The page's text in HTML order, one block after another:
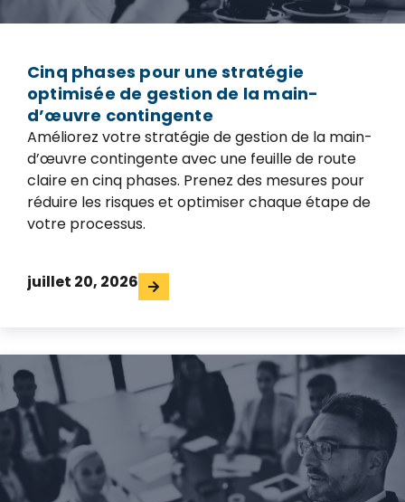
Cinq phases pour une stratégie
optimisée de gestion de la main-
d’œuvre contingente
Améliorez votre stratégie de gestion de la main-
d’œuvre contingente avec une feuille de route
claire en cinq phases. Prenez des mesures pour
réduire les risques et optimiser chaque étape de
votre processus.
juillet 20, 2026